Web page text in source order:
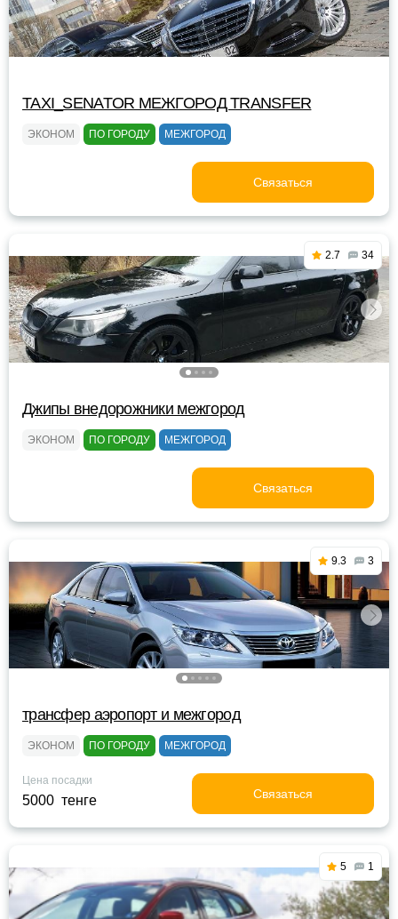
TAXI_SENATOR МЕЖГОРОД TRANSFER
ЭКОНОМ ПО ГОРОДУ МЕЖГОРОД
Связаться
2.7 34
Джипы внедорожники межгород
ЭКОНОМ ПО ГОРОДУ МЕЖГОРОД
Связаться
9.3 3
трансфер аэропорт и межгород
ЭКОНОМ ПО ГОРОДУ МЕЖГОРОД
Цена посадки
5000 тенге Связаться
5 1